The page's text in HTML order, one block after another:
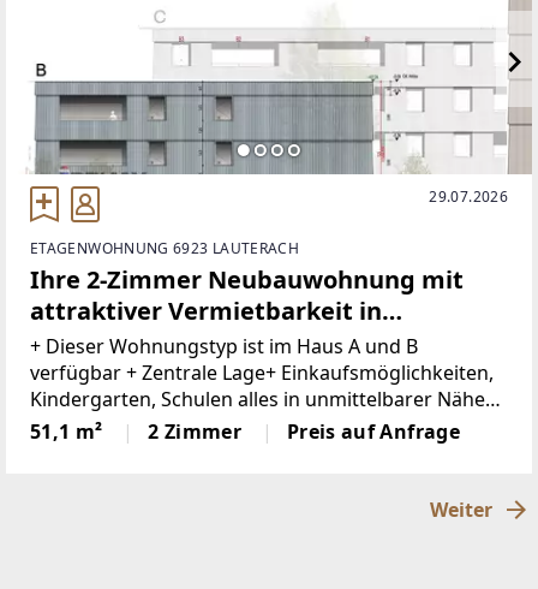
29.07.2026
ETAGENWOHNUNG 6923 LAUTERACH
Ihre 2-Zimmer Neubauwohnung mit
attraktiver Vermietbarkeit in
Lauterach
+ Dieser Wohnungstyp ist im Haus A und B
verfügbar + Zentrale Lage+ Einkaufsmöglichkeiten,
Kindergarten, Schulen alles in unmittelbarer Nähe+
Fahrradabstellplätze+ Ausreichend
Besucherparkplätze+ Tiefgaragenplatz um €
51,1 m² 2 Zimmer Preis auf Anfrage
Weiter